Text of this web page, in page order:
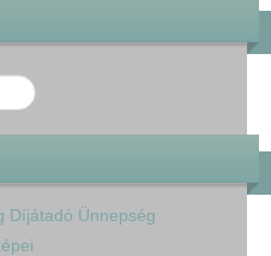
Díjátadó Ünnepség